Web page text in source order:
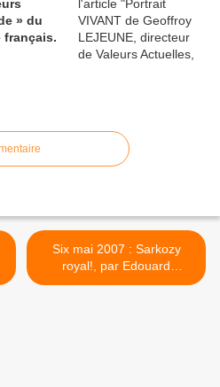
» du
français.
Six mai 2007 : Sarkozy
royal!, par Edouard
Boulogne. >